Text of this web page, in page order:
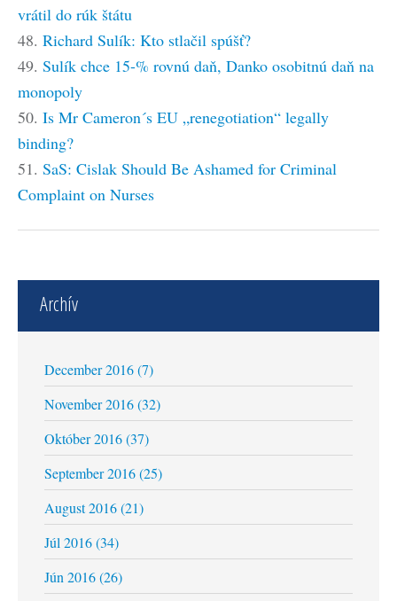
vrátil do rúk štátu
48. Richard Sulík: Kto stlačil spúšť?
49. Sulík chce 15-% rovnú daň, Danko osobitnú daň na
monopoly
50. Is Mr Cameron´s EU „renegotiation“ legally
binding?
51. SaS: Cislak Should Be Ashamed for Criminal
Complaint on Nurses
Archív
December 2016 (7)
November 2016 (32)
Október 2016 (37)
September 2016 (25)
August 2016 (21)
Júl 2016 (34)
Jún 2016 (26)